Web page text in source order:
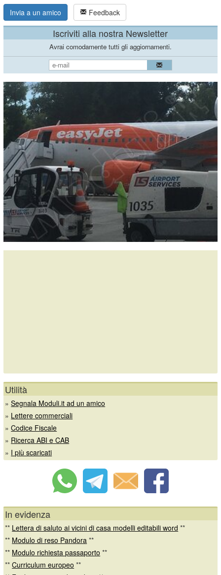
Invia a un amico Feedback
Iscriviti alla nostra Newsletter
Avrai comodamente tutti gli aggiornamenti.
Utilità
»Segnala Moduli.it ad un amico
» Lettere commerciali
»Codice Fiscale
» Ricerca ABI e CAB
» I più scaricati
In evidenza
** Lettera di saluto ai vicini di casa modelli editabili word **
** Modulo di reso Pandora **
** Modulo richiesta passaporto **
**Curriculum europeo **